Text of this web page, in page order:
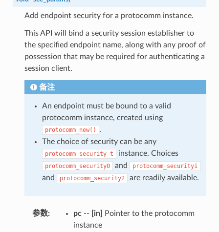
Add endpoint security for a protocomm instance.
This API will bind a security session establisher to
the specified endpoint name, along with any proof of
possession that may be required for authenticating a
session client.
备注
An endpoint must be bound to a valid
protocomm instance, created using
protocomm_new()
.
The choice of security can be any
protocomm_security_t instance. Choices
protocomm_security0 and protocomm_security1
and protocomm_security2 are readily available.
参数: pc-- [in]
Pointer to the protocomm
instance